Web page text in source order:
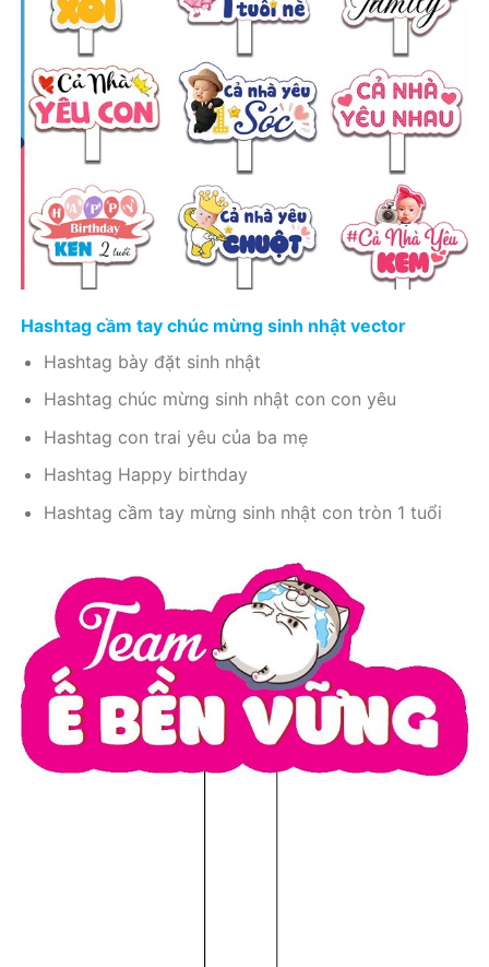
Hashtag cầm tay chúc mừng sinh nhật vector
Hashtag bày đặt sinh nhật
Hashtag chúc mừng sinh nhật con con yêu
Hashtag con trai yêu của ba mẹ
Hashtag Happy birthday
Hashtag cầm tay mừng sinh nhật con tròn 1 tuổi